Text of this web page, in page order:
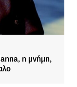
η μνήμη,